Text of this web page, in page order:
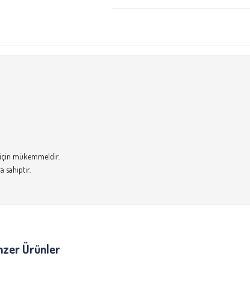
mükemmeldir.
sahiptir.
Ürünler